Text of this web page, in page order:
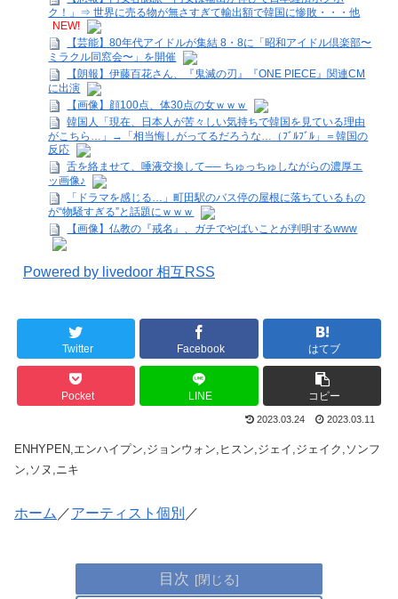
ク！」⇒ 世界に売る物が無さすぎて輸出額で韓国に惨敗・・・他
NEW!
【芸能】80年代アイドルが集結 8・8に「昭和アイドル倶楽部〜
ミラクル同窓会〜」を開催
【朗報】伊藤百花さん、『鬼滅の刃』『ONE PIECE』関連CM
に出演
【画像】顔100点、体30点の女ｗｗｗ
韓国人「現在、日本人が苦々しい気持ちで韓国を見ている理由
がこちら…」→「相当悔しがってるだろうな…（ﾌﾞﾙﾌﾞﾙ」＝韓国の
反応
舌を絡ませて、唾液交換して── ちゅっちゅしながらの濃厚エ
ッ画像♪
「ドラマを感じる…」町田駅のバス停の屋根に落ちているもの
が“物騒すぎる”と話題にｗｗｗ
【画像】仏教の『戒名』、ガチでやばいことが判明するwww
Powered by livedoor 相互RSS
Twitter Facebook はてブ
Pocket LINE コピー
2023.03.24 2023.03.11
ENHYPEN,エンハイプン,ジョンウォン,ヒスン,ジェイ,ジェイク,ソンフ
ン,ソヌ,ニキ
ホーム ／アーティスト個別 ／
目次